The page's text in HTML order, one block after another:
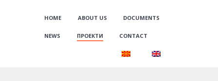
HOME ABOUT US DOCUMENTS
NEWS ПРОЕКТИ CONTACT